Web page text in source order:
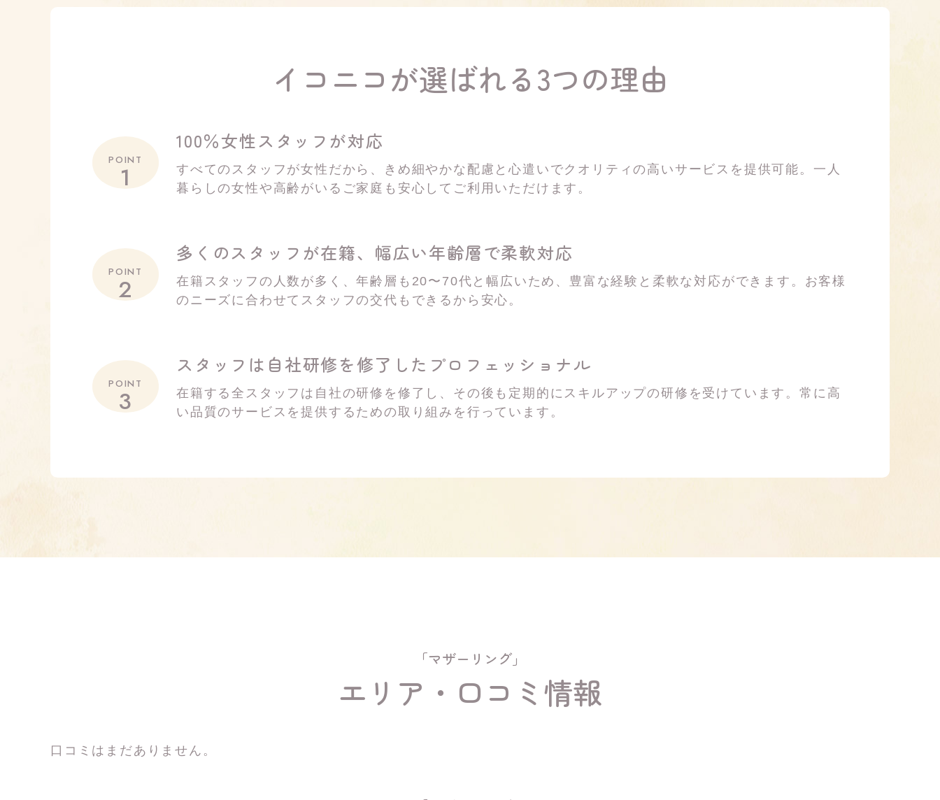
イコニコが選ばれる3つの理由
POINT
1
100％女性スタッフが対応
すべてのスタッフが女性だから、きめ細やかな配慮と心遣いでクオリティの高いサービスを提供可能。一人
暮らしの女性や高齢がいるご家庭も安心してご利用いただけます。
POINT
2
多くのスタッフが在籍、 幅広い年齢層で柔軟対応
在籍スタッフの人数が多く、年齢層も20〜70代と幅広いため、豊富な経験と柔軟な対応ができます。お客様
のニーズに合わせてスタッフの交代もできるから安心。
POINT
3
スタッフは自社研修を修了した プロフェッショナル
在籍する全スタッフは自社の研修を修了し、その後も定期的にスキルアップの研修を受けています。常に高
い品質のサービスを提供するための取り組みを行っています。
「マザーリング」
エリア・口コミ情報
口コミはまだありません。